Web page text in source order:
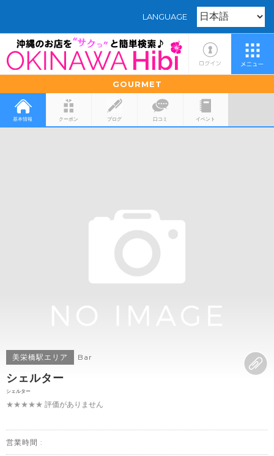
LANGUAGE
GOURMET
基本情報 クーポン ブログ 口コミ イベント
美栄橋駅エリア Bar
シェルター
シェルター
★★★★★ 評価がありません
営業時間 :